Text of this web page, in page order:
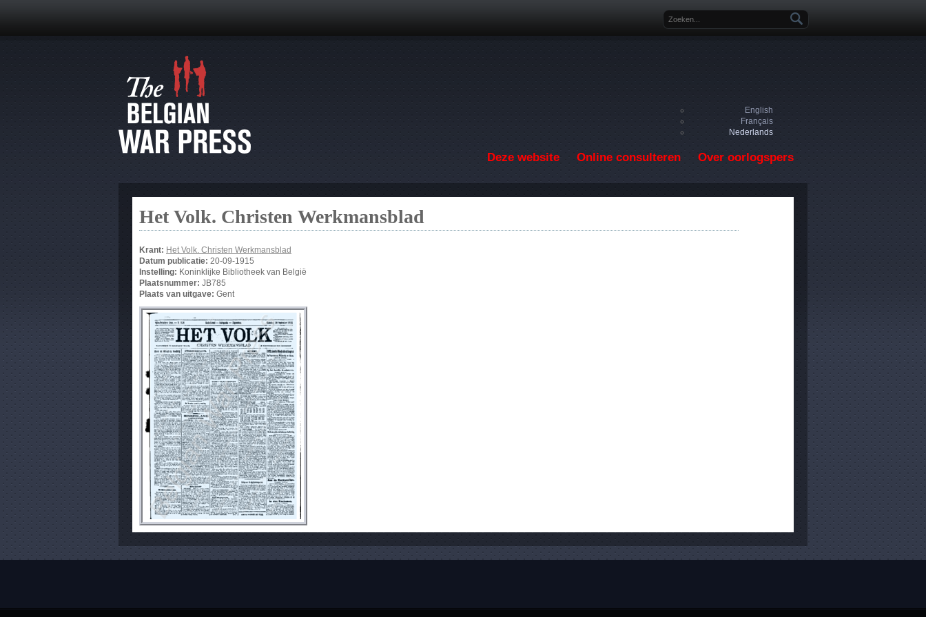
Zoekveld
English
Français
Nederlands
Deze website Online consulteren Over oorlogspers
Het Volk. Christen Werkmansblad
Krant: Het Volk. Christen Werkmansblad
Datum publicatie: 20-09-1915
Instelling: Koninklijke Bibliotheek van België
Plaatsnummer: JB785
Plaats van uitgave: Gent